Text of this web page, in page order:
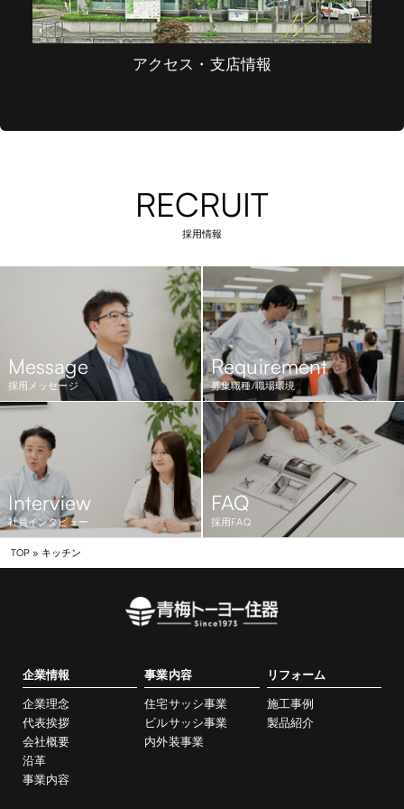
アクセス・支店情報
RECRUIT
採用情報
Message
採用メッセージ
Requirement
募集職種/職場環境
Interview
社員インタビュー
FAQ
採用FAQ
TOP » キッチン
企業情報
企業理念
代表挨拶
会社概要
沿革
事業内容
事業内容
住宅サッシ事業
ビルサッシ事業
内外装事業
リフォーム
施工事例
製品紹介